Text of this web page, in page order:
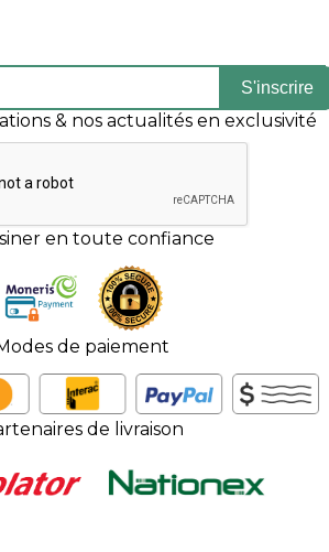
S'inscrire
& nos actualités en exclusivité
en toute confiance
de paiement
de livraison